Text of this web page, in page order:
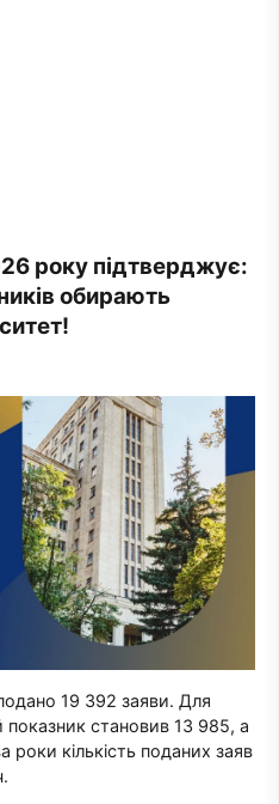
року підтверджує:
обирають
19 392 заяви. Для
показник становив 13 985, а
кількість поданих заяв